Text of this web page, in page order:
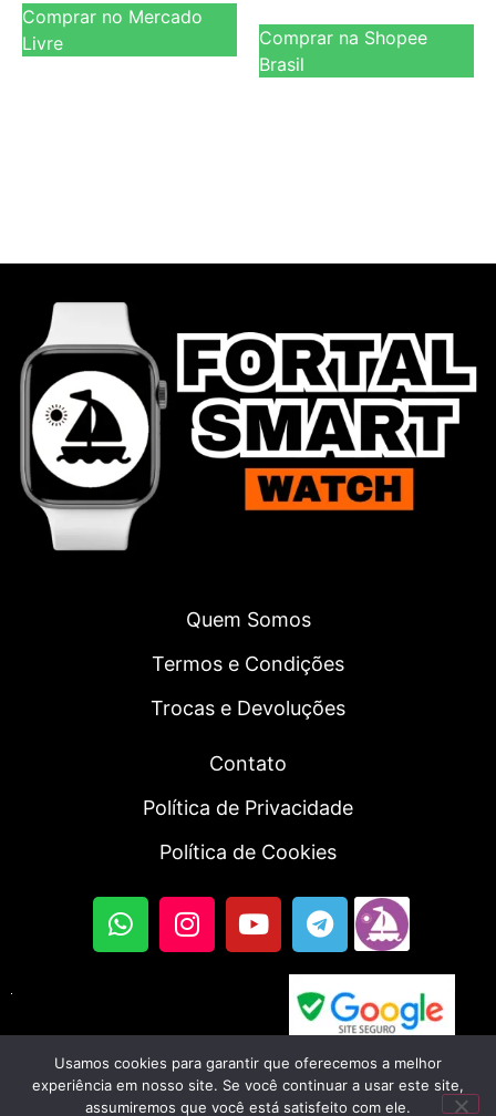
Comprar no Mercado
Livre
Comprar na Shopee
Brasil
Quem Somos
Termos e Condições
Trocas e Devoluções
Contato
Política de Privacidade
Política de Cookies
© 2023, Fortal SmartWatch | Todos os direitos
Usamos cookies para garantir que oferecemos a melhor
experiência em nosso site. Se você continuar a usar este site,
assumiremos que você está satisfeito com ele.